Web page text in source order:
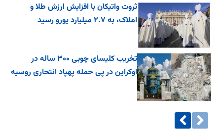
ثروت واتیکان با افزایش ارزش طلا و
املاک، به ۲.۷ میلیارد یورو رسید
تخریب کلیسای چوبی ۳۰۰ ساله در
اوکراین در پی حمله پهپاد انتحاری روسیه